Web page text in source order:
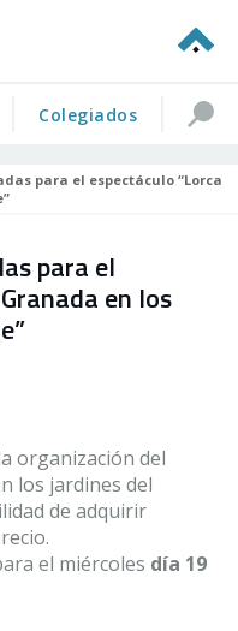
Colegiados
para el espectáculo “Lorca
para el
en los
organización del
los jardines del
de adquirir
el miércoles día 19